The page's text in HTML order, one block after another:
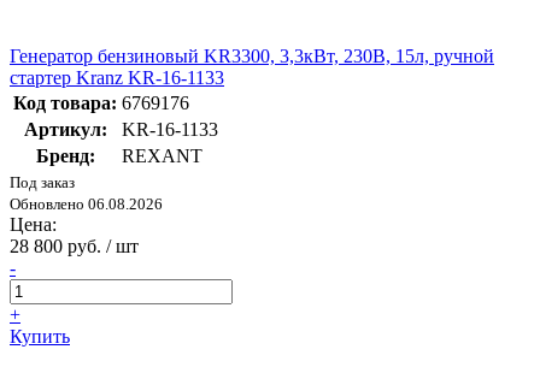
Генератор бензиновый KR3300, 3,3кВт, 230В, 15л, ручной
стартер Kranz KR-16-1133
Код товара: 6769176
Артикул:
KR-16-1133
Бренд:
REXANT
Под заказ
Обновлено 06.08.2026
Цена:
28 800 руб. / шт
-
+
Купить